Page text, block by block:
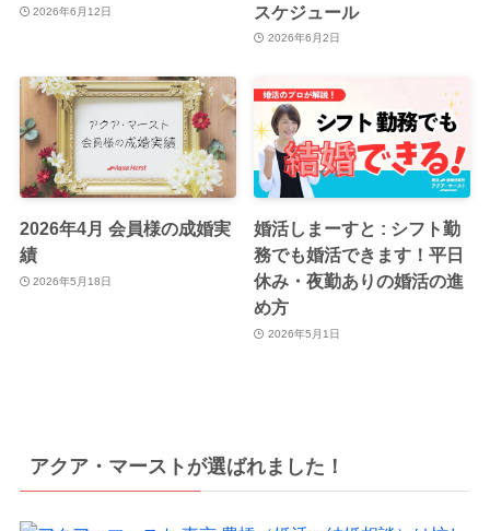
2026年6月12日
スケジュール
2026年6月2日
2026年4月 会員様の成婚実
績
2026年5月18日
婚活しまーすと : シフト勤
務でも婚活できます！平日
休み・夜勤ありの婚活の進
め方
2026年5月1日
アクア・マーストが選ばれました！